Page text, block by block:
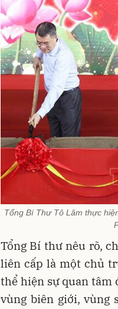
Tổng Bí Thư Tô Lâm thực
Tổng Bí thư nêu rõ,
liên cấp là một chủ
thể hiện sự quan tâm
vùng biên giới, vùng